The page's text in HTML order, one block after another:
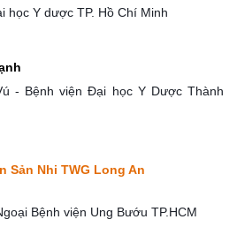
học Y dược TP. Hồ Chí Minh
- Bệnh viện Đại học Y Dược Thành
Sản Nhi TWG Long An
Bệnh viện Ung Bướu TP.HCM